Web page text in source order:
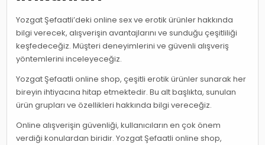
Yozgat Şefaatli’deki online sex ve erotik ürünler hakkında
bilgi verecek, alışverişin avantajlarını ve sunduğu çeşitliliği
keşfedeceğiz. Müşteri deneyimlerini ve güvenli alışveriş
yöntemlerini inceleyeceğiz.
Yozgat Şefaatli online shop, çeşitli erotik ürünler sunarak her
bireyin ihtiyacına hitap etmektedir. Bu alt başlıkta, sunulan
ürün grupları ve özellikleri hakkında bilgi vereceğiz.
Online alışverişin güvenliği, kullanıcıların en çok önem
verdiği konulardan biridir. Yozgat Şefaatli online shop,